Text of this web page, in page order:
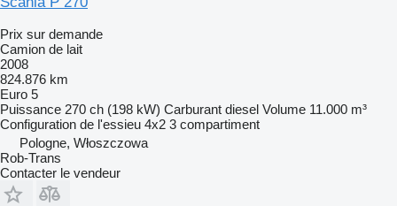
Prix sur demande
Camion de lait
2008
824.876 km
Euro 5
Puissance 270 ch (198 kW) Carburant diesel Volume 11.000 m³
Configuration de l'essieu 4x2 3 compartiment
Pologne, Włoszczowa
Rob-Trans
Contacter le vendeur